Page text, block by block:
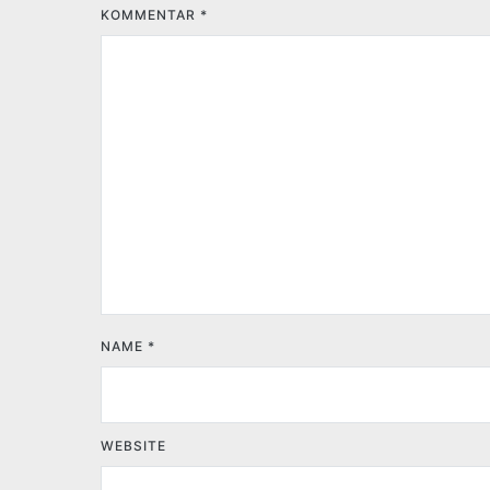
KOMMENTAR *
NAME *
WEBSITE